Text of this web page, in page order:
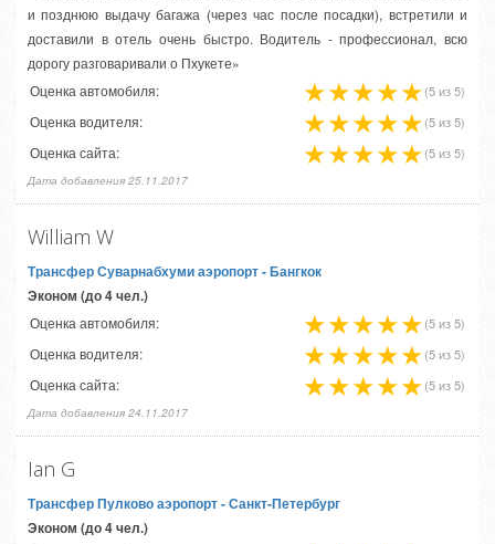
и позднюю выдачу багажа (через час после посадки), встретили и
доставили в отель очень быстро. Водитель - профессионал, всю
дорогу разговаривали о Пхукете»
Оценка автомобиля:
(5 из 5)
Оценка водителя: (5 из 5)
Оценка сайта: (5 из 5)
Дата добавления 25.11.2017
William W
Трансфер Суварнабхуми аэропорт- Бангкок
Эконом (до 4 чел.)
Оценка автомобиля: (5 из 5)
Оценка водителя: (5 из 5)
Оценка сайта: (5 из 5)
Дата добавления 24.11.2017
Ian G
Трансфер Пулково аэропорт- Санкт-Петербург
Эконом (до 4 чел.)